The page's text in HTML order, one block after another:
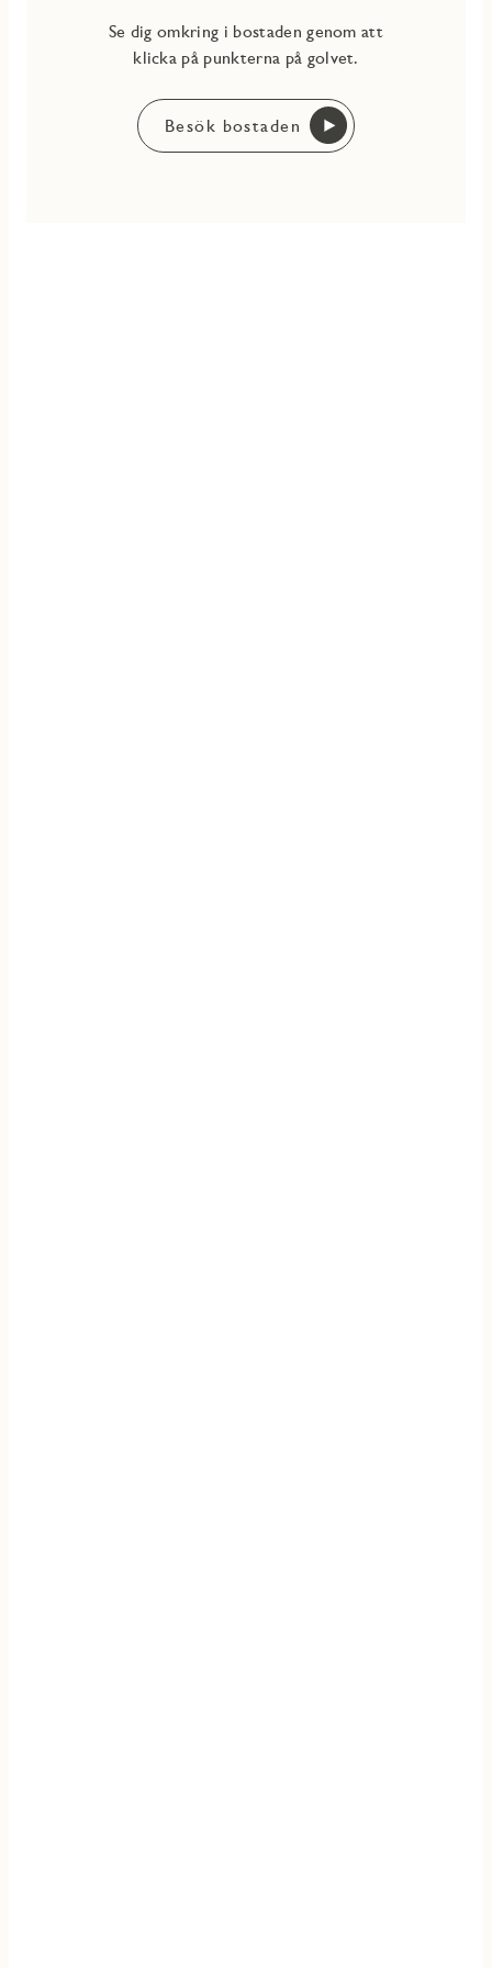
Se dig omkring i bostaden genom att
klicka på punkterna på golvet.
Besök bostaden